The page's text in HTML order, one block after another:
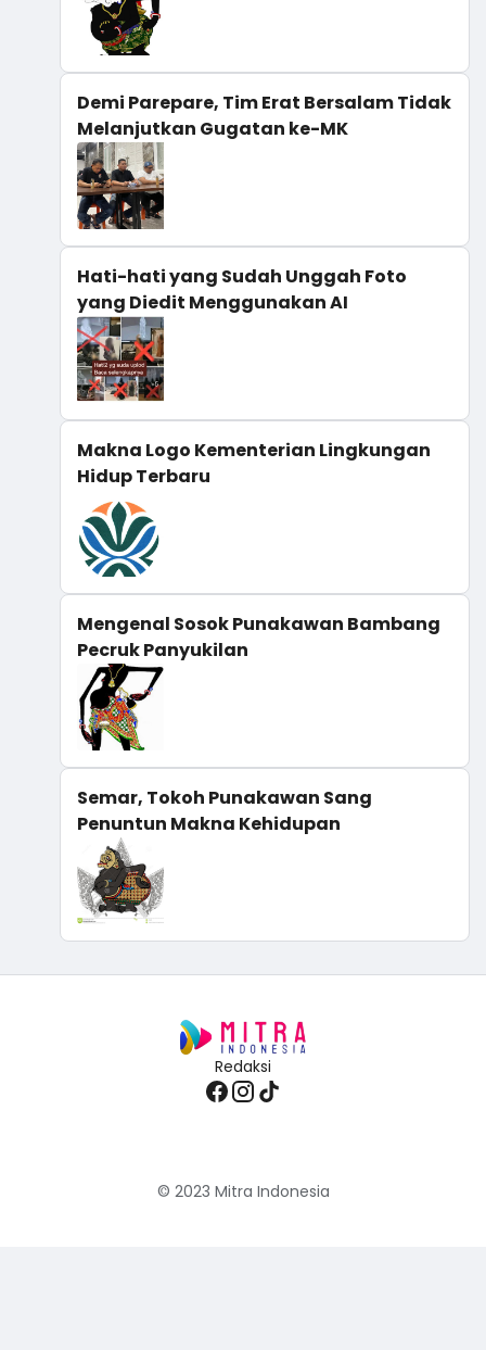
Demi Parepare, Tim Erat Bersalam Tidak
Melanjutkan Gugatan ke-MK
Hati-hati yang Sudah Unggah Foto
yang Diedit Menggunakan AI
Makna Logo Kementerian Lingkungan
Hidup Terbaru
Mengenal Sosok Punakawan Bambang
Pecruk Panyukilan
Semar, Tokoh Punakawan Sang
Penuntun Makna Kehidupan
Redaksi
© 2023 Mitra Indonesia